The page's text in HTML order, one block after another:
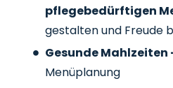
pflegebedürftigen
gestalten und Freude
Gesunde Mahlzeiten
Menüplanung